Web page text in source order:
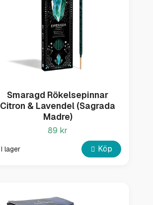
Smaragd Rökelsepinnar
Citron & Lavendel (Sagrada
Madre)
89 kr
I lager Köp